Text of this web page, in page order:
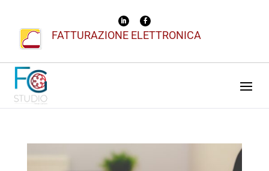
FATTURAZIONE ELETTRONICA